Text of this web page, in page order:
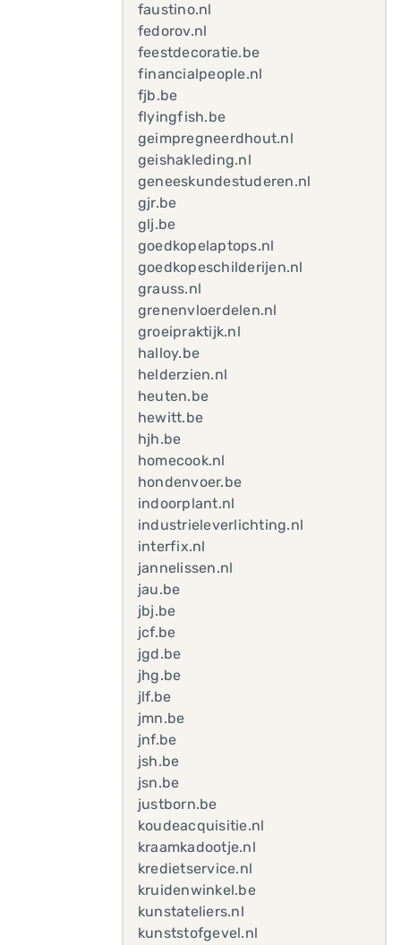
faustino.nl
fedorov.nl
feestdecoratie.be
financialpeople.nl
fjb.be
flyingfish.be
geimpregneerdhout.nl
geishakleding.nl
geneeskundestuderen.nl
gjr.be
glj.be
goedkopelaptops.nl
goedkopeschilderijen.nl
grauss.nl
grenenvloerdelen.nl
groeipraktijk.nl
halloy.be
helderzien.nl
heuten.be
hewitt.be
hjh.be
homecook.nl
hondenvoer.be
indoorplant.nl
industrieleverlichting.nl
interfix.nl
jannelissen.nl
jau.be
jbj.be
jcf.be
jgd.be
jhg.be
jlf.be
jmn.be
jnf.be
jsh.be
jsn.be
justborn.be
koudeacquisitie.nl
kraamkadootje.nl
kredietservice.nl
kruidenwinkel.be
kunstateliers.nl
kunststofgevel.nl